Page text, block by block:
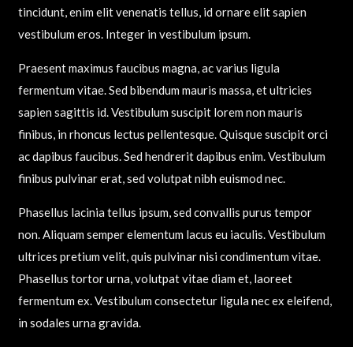
tincidunt, enim elit venenatis tellus, id ornare elit sapien
vestibulum eros. Integer in vestibulum ipsum.
Praesent maximus faucibus magna, ac varius ligula
fermentum vitae. Sed bibendum mauris massa, et ultricies
sapien sagittis id. Vestibulum suscipit lorem non mauris
finibus, in rhoncus lectus pellentesque. Quisque suscipit orci
ac dapibus faucibus. Sed hendrerit dapibus enim. Vestibulum
finibus pulvinar erat, sed volutpat nibh euismod nec.
Phasellus lacinia tellus ipsum, sed convallis purus tempor
non. Aliquam semper elementum lacus eu iaculis. Vestibulum
ultrices pretium velit, quis pulvinar nisi condimentum vitae.
Phasellus tortor urna, volutpat vitae diam et, laoreet
fermentum ex. Vestibulum consectetur ligula nec ex eleifend,
in sodales urna gravida.